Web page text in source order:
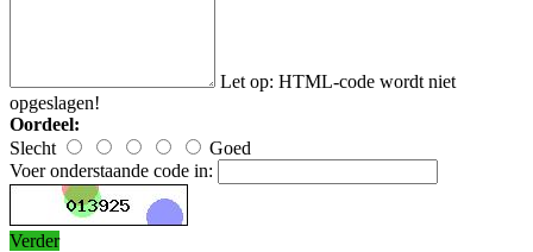
Let op: HTML-code wordt niet
opgeslagen!
Oordeel:
Slecht
Goed
Voer onderstaande code in:
Verder